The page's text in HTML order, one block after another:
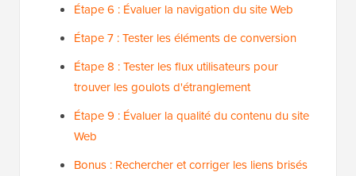
Étape 6 : Évaluer la navigation du site Web
Étape 7 : Tester les éléments de conversion
Étape 8 : Tester les flux utilisateurs pour
trouver les goulots d'étranglement
Étape 9 : Évaluer la qualité du contenu du site
Web
Bonus : Rechercher et corriger les liens brisés